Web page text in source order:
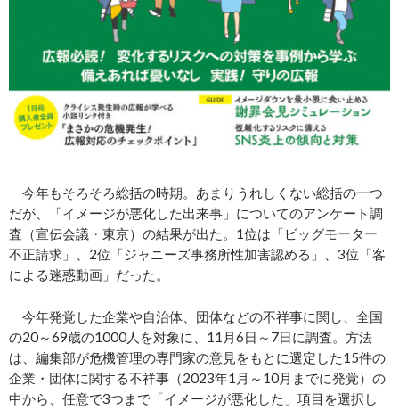
今年もそろそろ総括の時期。あまりうれしくない総括の一つ
だが、「イメージが悪化した出来事」についてのアンケート調
査（宣伝会議・東京）の結果が出た。1位は「ビッグモーター
不正請求」、2位「ジャニーズ事務所性加害認める」、3位「客
による迷惑動画」だった。
今年発覚した企業や自治体、団体などの不祥事に関し、全国
の20～69歳の1000人を対象に、11月6日～7日に調査。方法
は、編集部が危機管理の専門家の意見をもとに選定した15件の
企業・団体に関する不祥事（2023年1月～10月までに発覚）の
中から、任意で3つまで「イメージが悪化した」項目を選択し